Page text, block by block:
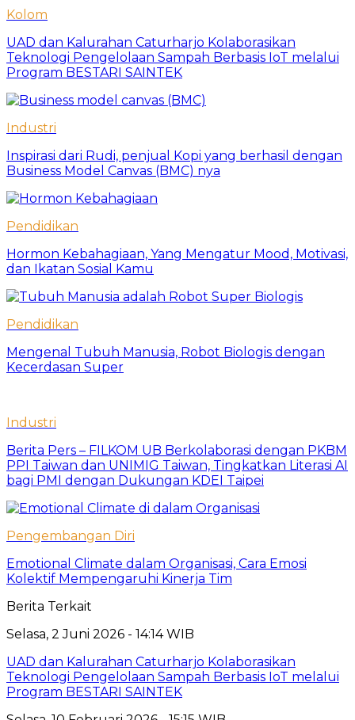
Kolom
UAD dan Kalurahan Caturharjo Kolaborasikan
Teknologi Pengelolaan Sampah Berbasis IoT melalui
Program BESTARI SAINTEK
Industri
Inspirasi dari Rudi, penjual Kopi yang berhasil dengan
Business Model Canvas (BMC) nya
Pendidikan
Hormon Kebahagiaan, Yang Mengatur Mood, Motivasi,
dan Ikatan Sosial Kamu
Pendidikan
Mengenal Tubuh Manusia, Robot Biologis dengan
Kecerdasan Super
Industri
Berita Pers – FILKOM UB Berkolaborasi dengan PKBM
PPI Taiwan dan UNIMIG Taiwan, Tingkatkan Literasi AI
bagi PMI dengan Dukungan KDEI Taipei
Pengembangan Diri
Emotional Climate dalam Organisasi, Cara Emosi
Kolektif Mempengaruhi Kinerja Tim
Berita Terkait
Selasa, 2 Juni 2026 - 14:14 WIB
UAD dan Kalurahan Caturharjo Kolaborasikan
Teknologi Pengelolaan Sampah Berbasis IoT melalui
Program BESTARI SAINTEK